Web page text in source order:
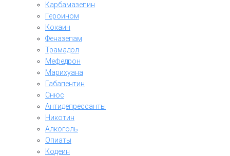
Карбамазепин
Героином
Кокаин
Феназепам
Трамадол
Мефедрон
Марихуана
Габапентин
Снюс
Антидепрессанты
Никотин
Алкоголь
Опиаты
Кодеин